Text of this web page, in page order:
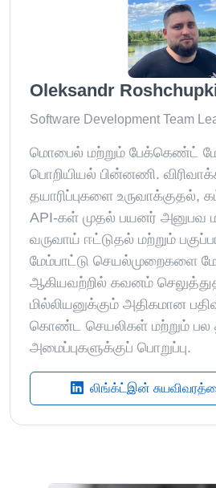
Oleksandr
Software Development Team
மொபைல் மற்றும் பேக்கெண்ட்
பொறியியல் பின்னணி.
தயாரிப்புகளை உருவாக்குதல்,
API-கள் முதல் பயனர் அனுபவ
வருவாய் ஈட்டுதல் மற்றும்
மேம்பாட்டு செயல்முறைகளை
ஆகியவற்றில் கவனம்
மில்லியனுக்கும் அதிகமான
கொண்ட செயலிகள் மற்றும் பல
அமைப்புகளுக்குப் பொறுப்பு.
லிங்க்ட்இன்